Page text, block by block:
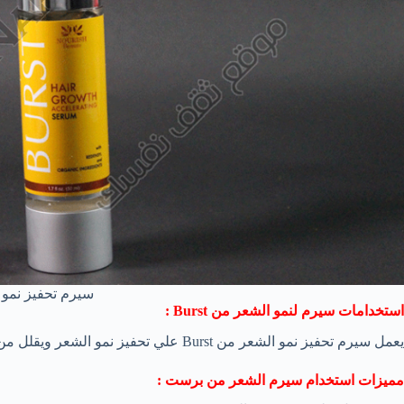
سيرم تحفيز
استخدامات سيرم لنمو الشعر من Burst
:
يعمل سيرم تحفيز نمو الشعر من Burst علي تحفيز نمو الشعر ويقلل من تساقط شعر الرأس .
مميزات استخدام سيرم الشعر من برست :